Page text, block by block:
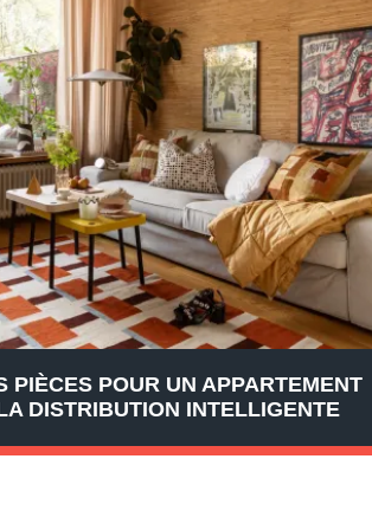
PIÈCES POUR UN APPARTEMENT
DISTRIBUTION INTELLIGENTE